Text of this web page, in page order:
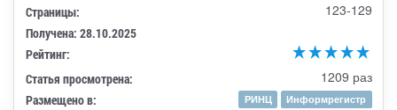
Страницы: 123-129
Получена: 28.10.2025
Рейтинг:
Статья просмотрена:
1209 раз
Размещено в: РИНЦ
Информрегистр